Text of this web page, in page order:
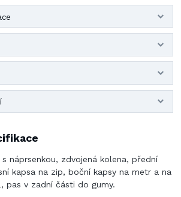
náprsenkou, zdvojená kolena, přední
kapsa na zip, boční kapsy na metr a na
pas v zadní části do gumy.